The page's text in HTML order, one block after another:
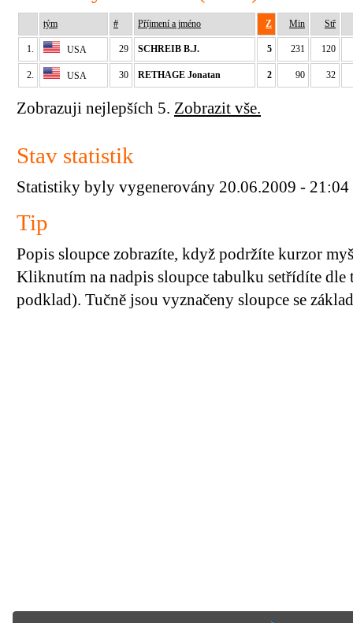
tým # Příjmení a jméno Z Min Stř
1. USA 29 SCHREIB B.J. 5 231 120
2. USA 30 RETHAGE Jonatan 2 90 32
Zobrazuji nejlepších 5. Zobrazit vše.
Stav statistik
Statistiky byly vygenerovány 20.06.2009 - 21:04
Tip
Popis sloupce zobrazíte, když podržíte kurzor
Kliknutím na nadpis sloupce tabulku setřídíte dle
podklad). Tučně jsou vyznačeny sloupce se